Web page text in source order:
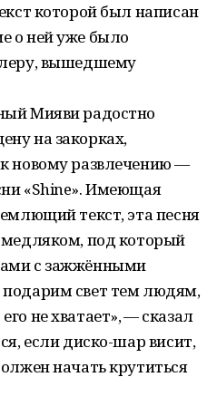
которой был написан
о ней уже было
вышедшему
Мияви радостно
на закорках,
новому развлечению —
«Shine». Имеющая
текст, эта песня
под который
с зажжёнными
свет тем людям,
не хватает», — сказал
если диско-шар висит,
начать крутиться